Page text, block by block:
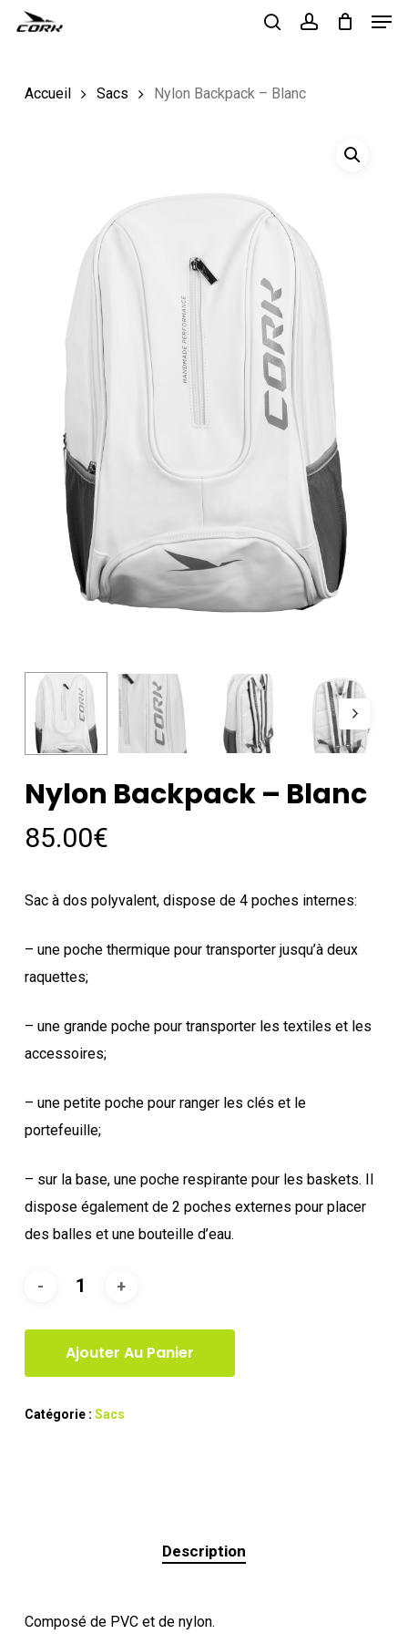
Skip
contentAccueil Sacs Nylon Backpack – Blanc
Nylon Backpack – Blanc
85.00€
Sac à dos polyvalent, dispose de 4 poches internes:
– une poche thermique pour transporter jusqu’à deux
raquettes;
– une grande poche pour transporter les textiles et les
accessoires;
– une petite poche pour ranger les clés et le
portefeuille;
– sur la base, une poche respirante pour les baskets. Il
dispose également de 2 poches externes pour placer
des balles et une bouteille d’eau.
Ajouter Au Panier
Catégorie : Sacs
Description
Composé de PVC et de nylon.